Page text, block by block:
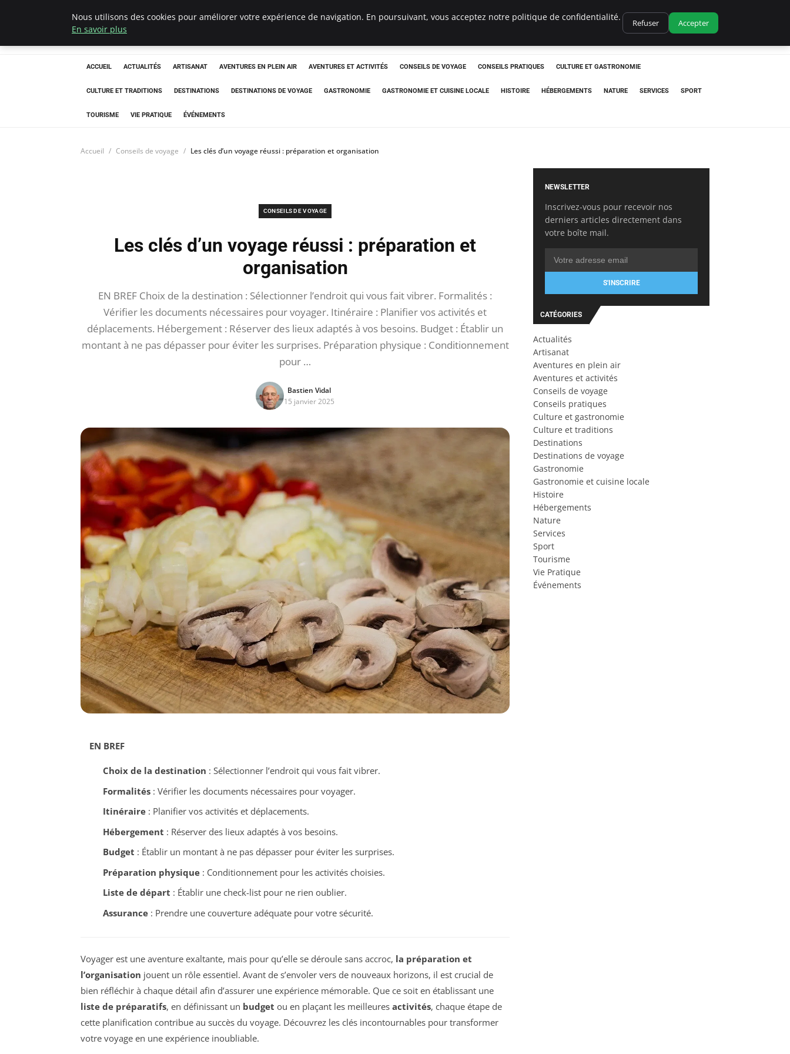
Correze Co
ACCUEIL ACTUALITÉS ARTISANAT AVENTURES EN PLEIN AIR AVENTURES ET ACTIVITÉS CONSEILS DE VOYAGE CONSEILS PRATIQUES CULTURE ET GASTRONOMIE
CULTURE ET TRADITIONS DESTINATIONS DESTINATIONS DE VOYAGE GASTRONOMIE GASTRONOMIE ET CUISINE LOCALE HISTOIRE HÉBERGEMENTS NATURE SERVICES SPORT
TOURISME VIE PRATIQUE ÉVÉNEMENTS
Accueil Conseils de voyage Les clés d’un voyage réussi : préparation et organisation
CONSEILS DE VOYAGE
Les clés d’un voyage réussi : préparation et
organisation
EN BREF Choix de la destination : Sélectionner l’endroit qui vous fait vibrer. Formalités :
Vérifier les documents nécessaires pour voyager. Itinéraire : Planifier vos activités et
déplacements. Hébergement : Réserver des lieux adaptés à vos besoins. Budget : Établir un
montant à ne pas dépasser pour éviter les surprises. Préparation physique : Conditionnement
pour …
Bastien Vidal
15 janvier 2025
EN BREF
Choix de la destination : Sélectionner l’endroit qui vous fait vibrer.
Formalités: Vérifier les documents nécessaires pour voyager.
Itinéraire: Planifier vos activités et déplacements.
Hébergement : Réserver des lieux adaptés à vos besoins.
Budget : Établir un montant à ne pas dépasser pour éviter les surprises.
Préparation physique: Conditionnement pour les activités choisies.
Liste de départ : Établir une check-list pour ne rien oublier.
Assurance: Prendre une couverture adéquate pour votre sécurité.
Voyager est une aventure exaltante, mais pour qu’elle se déroule sans accroc, la préparation et
l’organisation jouent un rôle essentiel. Avant de s’envoler vers de nouveaux horizons, il est crucial de
bien réfléchir à chaque détail afin d’assurer une expérience mémorable. Que ce soit en établissant une
liste de préparatifs, en définissant un budget ou en plaçant les meilleures activités, chaque étape de
cette planification contribue au succès du voyage. Découvrez les clés incontournables pour transformer
votre voyage en une expérience inoubliable.
NEWSLETTER
Inscrivez-vous pour recevoir nos
derniers articles directement dans
votre boîte mail.
S'INSCRIRE
CATÉGORIES
Actualités
Artisanat
Aventures en plein air
Aventures et activités
Conseils de voyage
Conseils pratiques
Culture et gastronomie
Culture et traditions
Destinations
Destinations de voyage
Gastronomie
Gastronomie et cuisine locale
Histoire
Hébergements
Nature
Services
Sport
Tourisme
Vie Pratique
Événements
Nous utilisons des cookies pour améliorer votre expérience de navigation. En poursuivant, vous acceptez notre politique de confidentialité.
En savoir plus
Refuser Accepter